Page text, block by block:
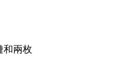
和兩枚